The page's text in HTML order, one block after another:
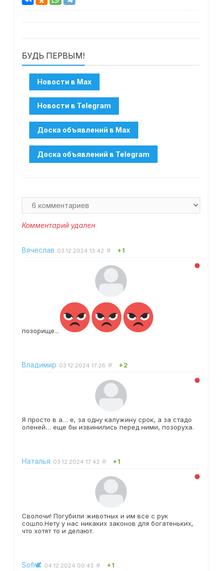
БУДЬ ПЕРВЫМ!
Комментарий удален
Вячеслав 03.12.2024 13:42 # +1
позорище...
Владимир 03.12.2024 17:26 # +2
Я просто в а… е, за одну калужину срок, а за стадо
оленей… еще бы извинились перед ними, позоруха.
Наталья 03.12.2024 17:42 # +1
Сволочи! Погубили животных и им все с рук
сошло.Нету у нас никаких законов для богатеньких,
что хотят то и делают.
Sofi🕊️ 04.12.2024 00:43 # +1